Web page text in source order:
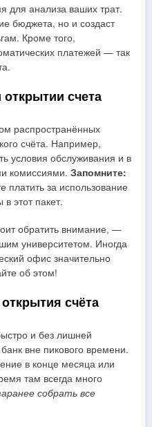
для анализа ваших трат.
бюджета, но и создаст
Кроме того,
платежей — так
счета
распространённых
счёта. Например,
условия обслуживания и в
комиссиями. Запомните:
платить за использование
в этот пакет.
обратить внимание, —
университетом. Иногда
офис значительно
об этом!
счёта
и без лишней
вне пикового времени.
в конце месяца или
там всегда много
собрать все